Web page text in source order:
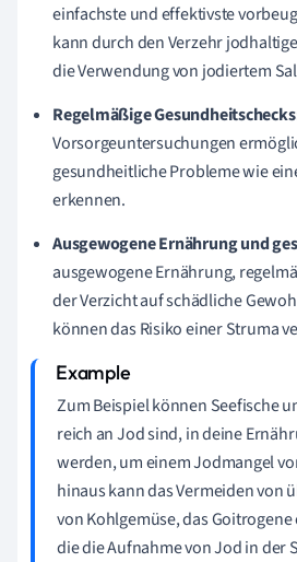
einfachste und effektivste
kann durch den Verzehr
die Verwendung von jodiertem
Regelmäßige
Vorsorgeuntersuchungen
gesundheitliche Probleme wie
erkennen.
Ausgewogene Ernährung und
ausgewogene Ernährung,
der Verzicht auf schädliche
können das Risiko einer Struma
Zum Beispiel können Seefische
reich an Jod sind, in deine
werden, um einem Jodmangel
hinaus kann das Vermeiden von
von Kohlgemüse, das
die die Aufnahme von Jod in der